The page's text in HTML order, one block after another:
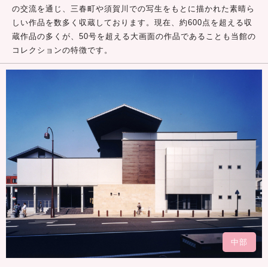
の交流を通じ、三春町や須賀川での写生をもとに描かれた素晴ら
しい作品を数多く収蔵しております。現在、約600点を超える収
蔵作品の多くが、50号を超える大画面の作品であることも当館の
コレクションの特徴です。
中部